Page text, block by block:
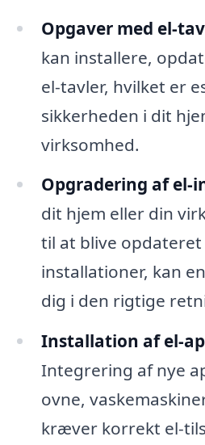
Opgaver med el-
kan installere,
el-tavler, hvilket er
sikkerheden i dit
virksomhed.
Opgradering af el-
dit hjem eller din
til at blive
installationer, kan
dig i den rigtige
Installation af el-
Integrering af nye
ovne,
kræver korrekt el-